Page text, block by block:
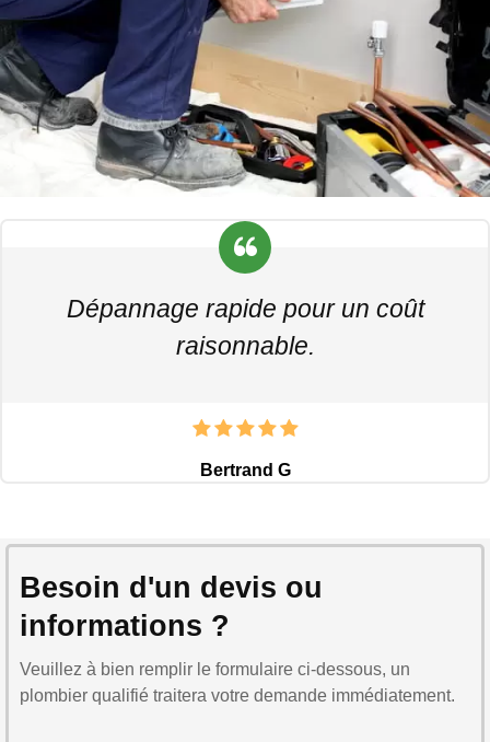
Dépannage rapide pour un coût
raisonnable.
Bertrand G
Besoin d'un devis ou
informations ?
Veuillez à bien remplir le formulaire ci-dessous, un
plombier qualifié traitera votre demande immédiatement.